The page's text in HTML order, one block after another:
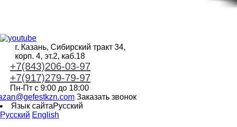
г. Казань, Сибирский тракт 34,
корп. 4, эт.2, каб.18
+7(843)206-03-97
+7(917)279-79-97
Пн-Пт с 9:00 до 18:00
Заказать звонок
Язык сайтаРусский
Русский English